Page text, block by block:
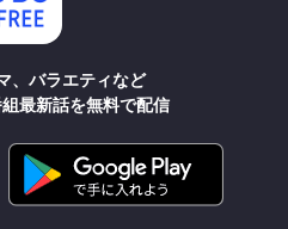
、バラエティなど
最新話を無料で配信